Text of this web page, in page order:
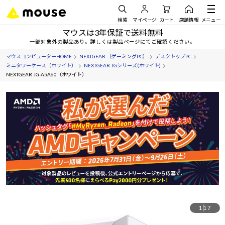
検索 マイページ カート 店舗情報 メニュー
マウスは3年保証で送料無料
一部対象外の製品あり。詳しくは製品ページにてご確認ください。
マウスコンピューターHOME NEXTGEAR （ゲーミングPC）
デスクトップPC
ミニタワーケース（ホワイト）
NEXTGEAR JGシリーズ(ホワイト)
NEXTGEAR JG-A5A60（ホワイト）
1 17